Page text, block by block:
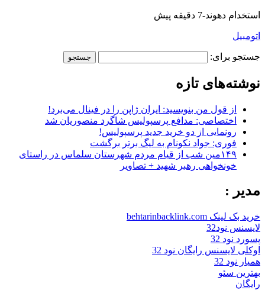
استخدام دهوند-7 دقیقه پیش
اتومبیل
جستجو برای:
نوشته‌های تازه
از قول من بنویسید: ایران ژاپن را در فینال می‌برد!
اختصاصی: مدافع پرسپولیس شاگرد منصوریان شد
رونمایی از دو خرید جدید پرسپولیس!
فوری: جواد نکونام به لیگ برتر برگشت
۱۴۹مین شب از قیام مردم شهرستان سلماس در راستای
خونخواهی رهبر شهید + تصاویر
مدیر :
خرید بک لینک behtarinbacklink.com
لایسنس نود32
پسورد نود 32
اوکلی لایسنس رایگان نود 32
همیار نود 32
بهترین سئو
رایگان